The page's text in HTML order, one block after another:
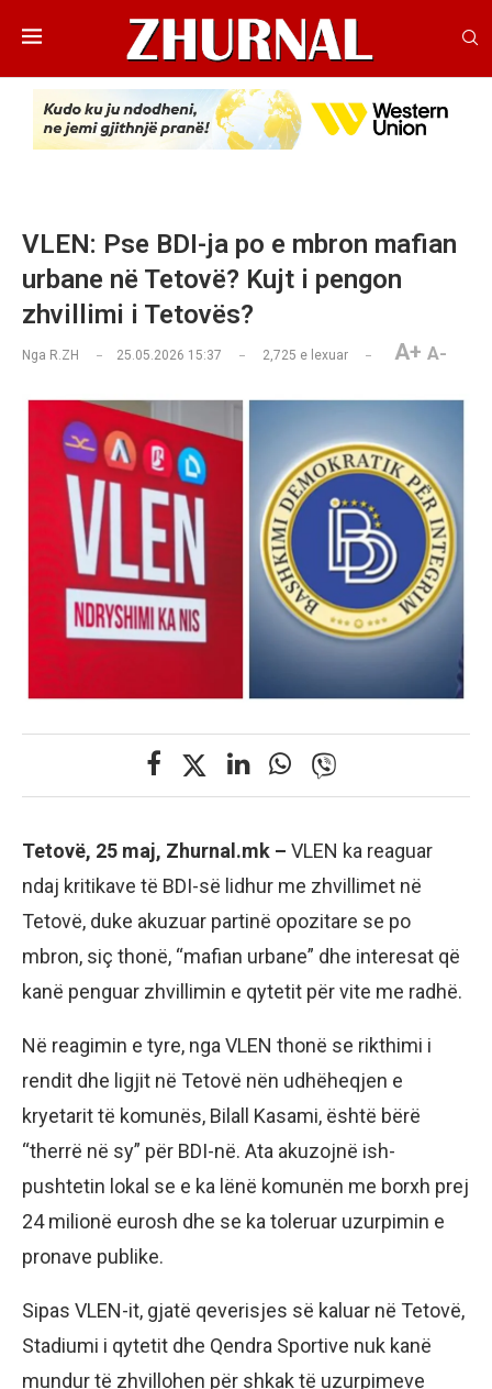
VLEN: Pse BDI-ja po e mbron mafian
urbane në Tetovë? Kujt i pengon
zhvillimi i Tetovës?
Nga R.ZH 25.05.2026 15:37 2,725 e lexuar A+ A-
Tetovë, 25 maj, Zhurnal.mk – VLEN ka reaguar
ndaj kritikave të BDI-së lidhur me zhvillimet në
Tetovë, duke akuzuar partinë opozitare se po
mbron, siç thonë, “mafian urbane” dhe interesat që
kanë penguar zhvillimin e qytetit për vite me radhë.
Në reagimin e tyre, nga VLEN thonë se rikthimi i
rendit dhe ligjit në Tetovë nën udhëheqjen e
kryetarit të komunës, Bilall Kasami, është bërë
“therrë në sy” për BDI-në. Ata akuzojnë ish-
pushtetin lokal se e ka lënë komunën me borxh prej
24 milionë eurosh dhe se ka toleruar uzurpimin e
pronave publike.
Sipas VLEN-it, gjatë qeverisjes së kaluar në Tetovë,
Stadiumi i qytetit dhe Qendra Sportive nuk kanë
mundur të zhvillohen për shkak të uzurpimeve